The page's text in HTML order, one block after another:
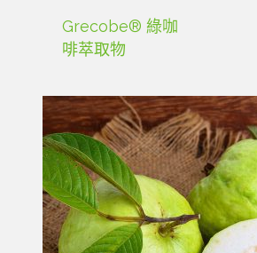
Grecobe® 綠咖
啡萃取物